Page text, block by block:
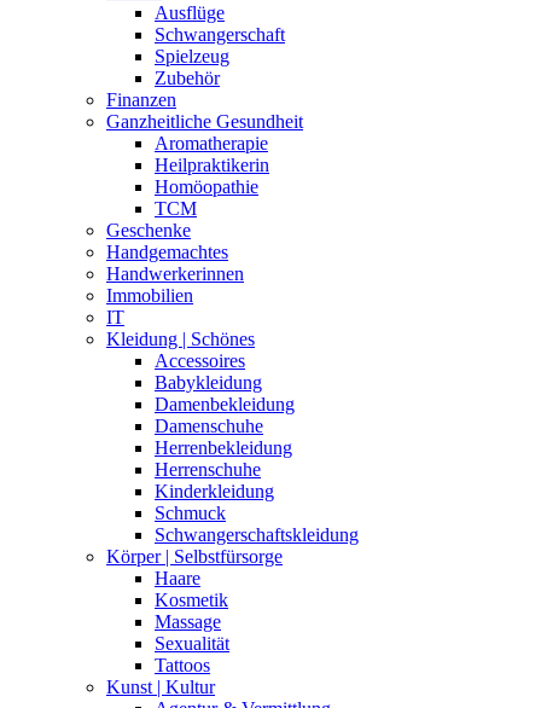
Ausflüge
Schwangerschaft
Spielzeug
Zubehör
Finanzen
Ganzheitliche Gesundheit
Aromatherapie
Heilpraktikerin
Homöopathie
TCM
Geschenke
Handgemachtes
Handwerkerinnen
Immobilien
IT
Kleidung | Schönes
Accessoires
Babykleidung
Damenbekleidung
Damenschuhe
Herrenbekleidung
Herrenschuhe
Kinderkleidung
Schmuck
Schwangerschaftskleidung
Körper | Selbstfürsorge
Haare
Kosmetik
Massage
Sexualität
Tattoos
Kunst | Kultur